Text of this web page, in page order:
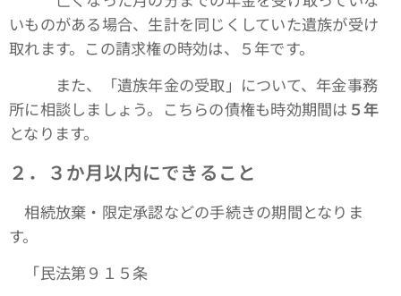
いものがある場合、生計を同じくしていた遺族が受け
取れます。この請求権の時効は、５年です。
また、「遺族年金の受取」について、年金事務
所に相談しましょう。こちらの債権も時効期間は ５年
となります。
２．３か月以内にできること
相続放棄・限定承認などの手続きの期間となりま
す。
「民法第９１５条